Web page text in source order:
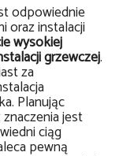
odpowiednie
oraz instalacji
wysokiej
grzewczej.
za
Planując
jest
ciąg
pewną